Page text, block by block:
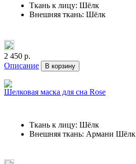
Ткань к лицу: Шёлк
Внешняя ткань: Шёлк
2 450 р.
Описание
В корзину
Шелковая маска для сна Rose
Ткань к лицу: Шёлк
Внешняя ткань: Армани Шёлк